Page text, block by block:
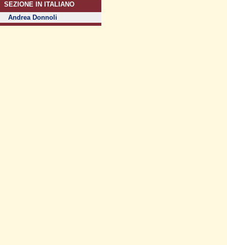
SEZIONE IN ITALIANO
Andrea Donnoli